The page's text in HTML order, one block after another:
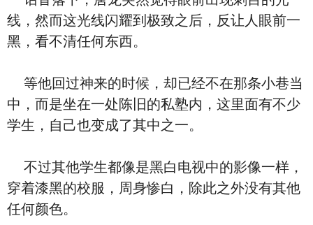
线，然而这光线闪耀到极致之后，反让人眼前一
黑，看不清任何东西。
等他回过神来的时候，却已经不在那条小巷当
中，而是坐在一处陈旧的私塾内，这里面有不少
学生，自己也变成了其中之一。
不过其他学生都像是黑白电视中的影像一样，
穿着漆黑的校服，周身惨白，除此之外没有其他
任何颜色。